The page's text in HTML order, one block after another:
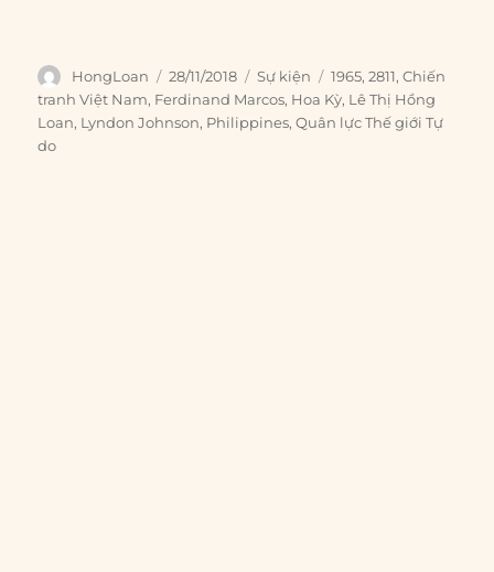
Author
HongLoan
Posted
on
28/11/2018 Categories
Sự kiện Tags
1965,2811,Chiến
tranh Việt Nam, Ferdinand Marcos, Hoa Kỳ, Lê Thị Hồng
Loan, Lyndon Johnson, Philippines,Quân lực Thế giới Tự
do